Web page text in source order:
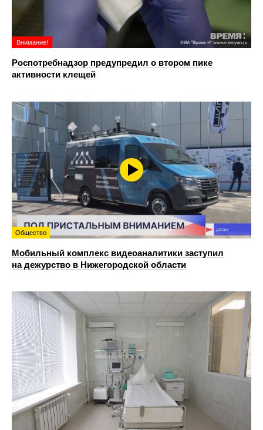
Внимание!
Роспотребнадзор предупредил о втором пике
активности клещей
Общество
Мобильный комплекс видеоаналитики заступил
на дежурство в Нижегородской области